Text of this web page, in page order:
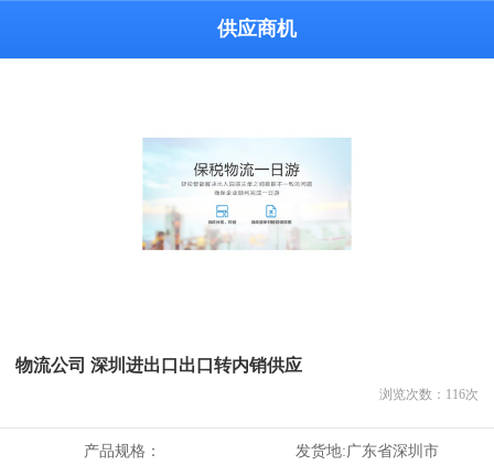
供应商机
物流公司 深圳进出口出口转内销供应
浏览次数： 116次
产品规格： 发货地:广东省深圳市